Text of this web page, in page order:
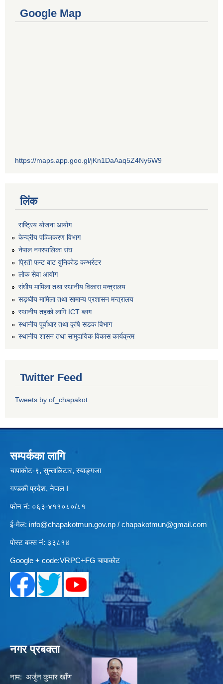
Google Map
https://maps.app.goo.gl/jKn1DaAaq5Z4Ny6W9
लिंक
राष्ट्रिय योजना आयोग
केन्द्रीय पञ्जिकरण विभाग
नेपाल नगरपालिका संघ
प्रिती फन्ट बाट युनिकोड कन्भर्रटर
लोक सेवा आयोग
संघीय मामिला तथा स्थानीय विकास मन्त्रालय
सङ्घीय मामिला तथा सामान्य प्रशासन मन्त्रालय
स्थानीय तहको लागि ICT ब्लग
स्थानीय पूर्वाधार तथा कृषि सडक विभाग
स्थानीय शासन तथा सामुदायिक विकास कार्यक्रम
Twitter Feed
Tweets by of_chapakot
सम्पर्कका लागि
चापाकोट-९, सुन्तालिटार, स्याङ्गजा
गण्डकी प्रदेश, नेपाल I
फोन नं: ०६३-४११०८०/८१
ई-मेल: info@chapakotmun.gov.np / chapakotmun@gmail.com
पोस्ट बक्स नं: ३३८१४
Google + code:VRPC+FG चापाकोट
नगर प्रबक्ता
नाम: अर्जुन कुमार खाँण